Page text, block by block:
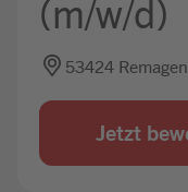
(m/w/d)
53424 Remagen
Jetzt